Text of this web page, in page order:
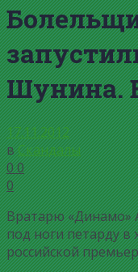
Шунина.
17.11.2012
вСкандалы
00
0
Вратарю «Динамо»
под ноги петарду в
российской